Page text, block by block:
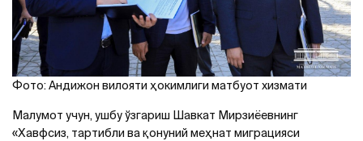
Фото: Андижон вилояти ҳокимлиги матбуот хизмати
Малумот учун, ушбу ўзгариш Шавкат Мирзиёевнинг
«Хавфсиз, тартибли ва қонуний меҳнат миграцияси